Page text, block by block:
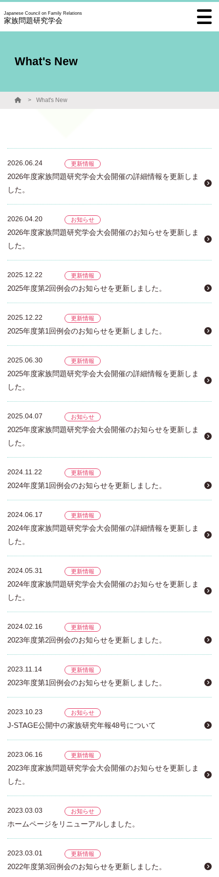
Japanese Council on Family Relations
家族問題研究学会
What's New
What's New
2026.06.24 更新情報
2026年度家族問題研究学会大会開催の詳細情報を更新しま
した。
2026.04.20 お知らせ
2026年度家族問題研究学会大会開催のお知らせを更新しま
した。
2025.12.22 更新情報
2025年度第2回例会のお知らせを更新しました。
2025.12.22 更新情報
2025年度第1回例会のお知らせを更新しました。
2025.06.30 更新情報
2025年度家族問題研究学会大会開催の詳細情報を更新しま
した。
2025.04.07 お知らせ
2025年度家族問題研究学会大会開催のお知らせを更新しま
した。
2024.11.22 更新情報
2024年度第1回例会のお知らせを更新しました。
2024.06.17 更新情報
2024年度家族問題研究学会大会開催の詳細情報を更新しま
した。
2024.05.31 更新情報
2024年度家族問題研究学会大会開催のお知らせを更新しま
した。
2024.02.16 更新情報
2023年度第2回例会のお知らせを更新しました。
2023.11.14 更新情報
2023年度第1回例会のお知らせを更新しました。
2023.10.23 お知らせ
J-STAGE公開中の家族研究年報48号について
2023.06.16 更新情報
2023年度家族問題研究学会大会開催のお知らせを更新しま
した。
2023.03.03 お知らせ
ホームページをリニューアルしました。
2023.03.01 更新情報
2022年度第3回例会のお知らせを更新しました。